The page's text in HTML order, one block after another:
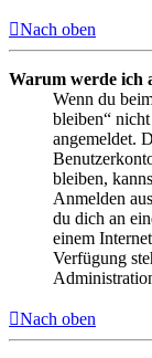
Nach oben
Warum werde ich
Wenn du
bleiben“
angemeldet.
bleiben,
Anmelden
du dich an
einem
Verfügung
Nach oben